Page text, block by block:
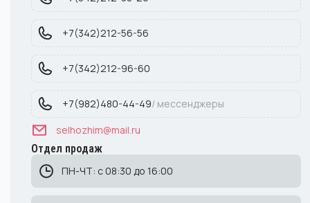
+7(342)212-56-56
+7(342)212-96-60
+7(982)480-44-49/ мессенджеры
selhozhim@mail.ru
Отдел продаж
ПН-ЧТ: с 08:30 до 16:00